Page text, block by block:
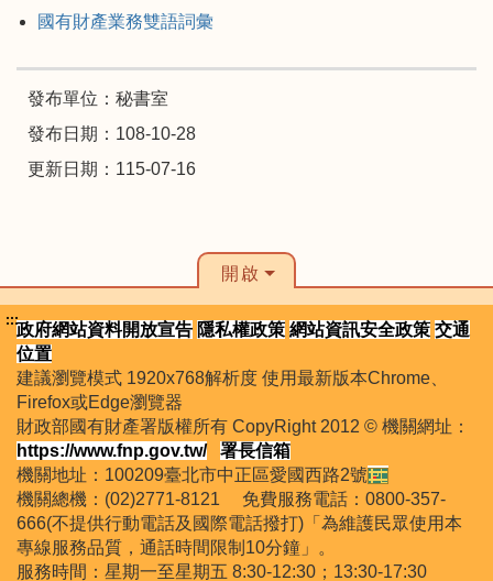
國有財產業務雙語詞彙
發布單位：秘書室
發布日期：108-10-28
更新日期：115-07-16
開啟
:::政府網站資料開放宣告 隱私權政策 網站資訊安全政策 交通
位置
建議瀏覽模式 1920x768解析度 使用最新版本Chrome、
Firefox或Edge瀏覽器
財政部國有財產署版權所有 CopyRight 2012 © 機關網址：
https://www.fnp.gov.tw/
署長信箱
機關地址：100209臺北市中正區愛國西路2號
機關總機：(02)2771-8121 免費服務電話：0800-357-
666(不提供行動電話及國際電話撥打)「為維護民眾使用本
專線服務品質，通話時間限制10分鐘」。
服務時間：星期一至星期五 8:30-12:30；13:30-17:30